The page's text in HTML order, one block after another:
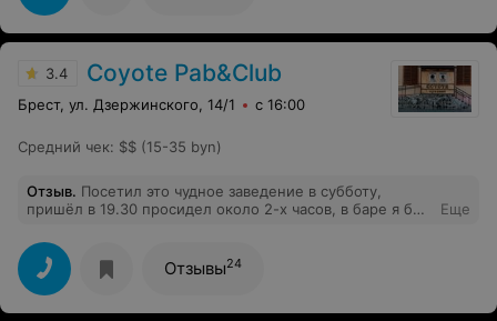
3.4 Coyote Pab&Club
Брест, ул. Дзержинского, 14/1 с 16:00
Средний чек: $$ (15-35 byn)
Отзыв. Посетил это чудное заведение в субботу,
пришёл в 19.30 просидел около 2-х часов, в баре я был
понравилось, закуски к пиву на « троечку»
Еще
Отзывы24